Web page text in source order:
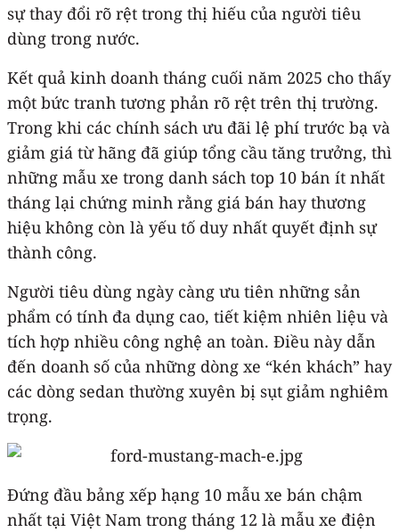
sự thay đổi rõ rệt trong thị hiếu của người tiêu
dùng trong nước.
Kết quả kinh doanh tháng cuối năm 2025 cho thấy
một bức tranh tương phản rõ rệt trên thị trường.
Trong khi các chính sách ưu đãi lệ phí trước bạ và
giảm giá từ hãng đã giúp tổng cầu tăng trưởng, thì
những mẫu xe trong danh sách top 10 bán ít nhất
tháng lại chứng minh rằng giá bán hay thương
hiệu không còn là yếu tố duy nhất quyết định sự
thành công.
Người tiêu dùng ngày càng ưu tiên những sản
phẩm có tính đa dụng cao, tiết kiệm nhiên liệu và
tích hợp nhiều công nghệ an toàn. Điều này dẫn
đến doanh số của những dòng xe “kén khách” hay
các dòng sedan thường xuyên bị sụt giảm nghiêm
trọng.
Đứng đầu bảng xếp hạng 10 mẫu xe bán chậm
nhất tại Việt Nam trong tháng 12 là mẫu xe điện